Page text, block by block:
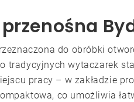
do obróbki
tradycyjnych wytaczarek
pracy – w zakładzie
co umożliwia